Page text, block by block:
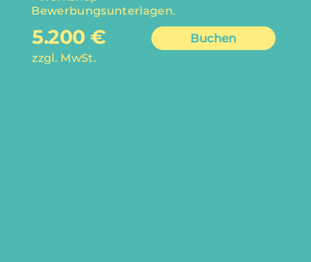
Bewerbungsunterlagen.
5.200 €
zzgl. MwSt.
Buchen